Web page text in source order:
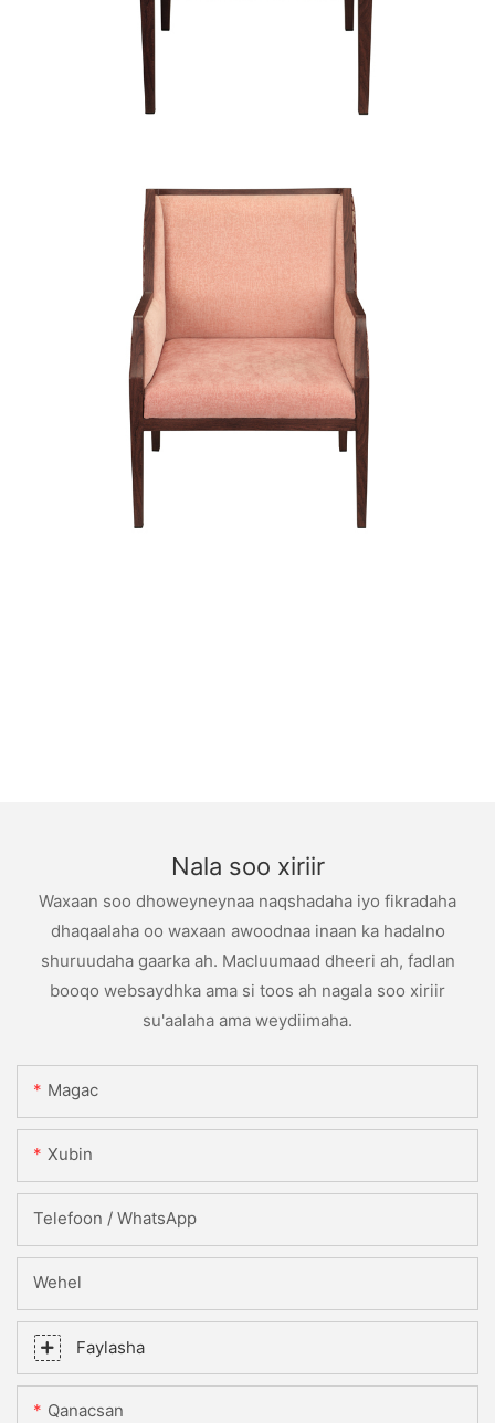
Nala soo xiriir
Waxaan soo dhoweyneynaa naqshadaha iyo fikradaha
dhaqaalaha oo waxaan awoodnaa inaan ka hadalno
shuruudaha gaarka ah. Macluumaad dheeri ah, fadlan
booqo websaydhka ama si toos ah nagala soo xiriir
su'aalaha ama weydiimaha.
Magac
Xubin
Telefoon / WhatsApp
Wehel
Faylasha
Qanacsan